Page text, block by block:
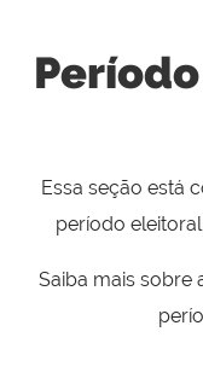
Essa seção está
período
Saiba mais sobre